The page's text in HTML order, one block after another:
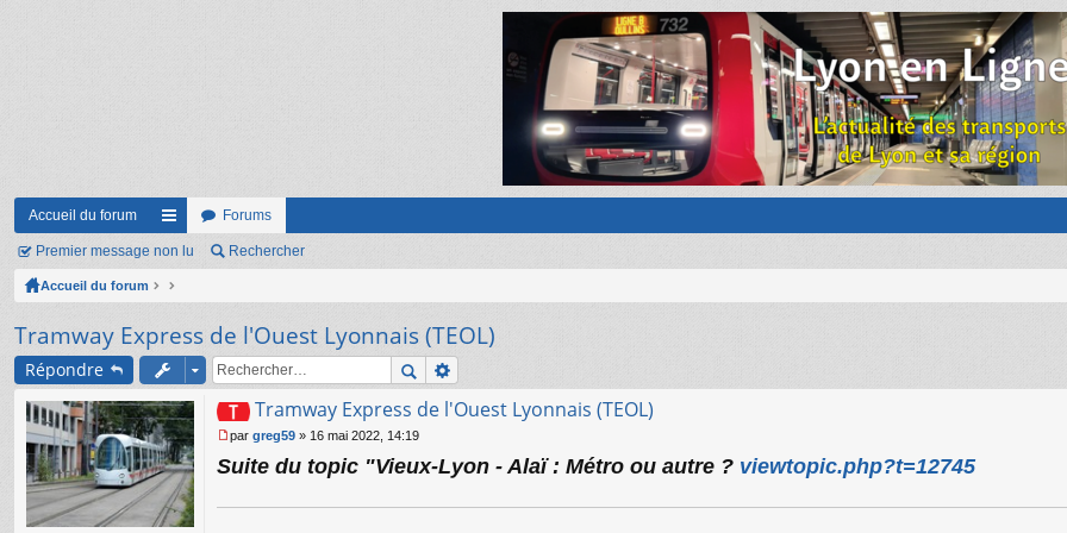
Accueil du forum
ac
co
ci
s
Forums
Premier message non lu Rechercher
Accueil du forum
Tramway Express de l'Ouest Lyonnais (TEOL)
Répondre
Tramway Express de l'Ouest Lyonnais (TEOL)
e
par greg59 » 16 mai 2022, 14:19
Suite du topic "Vieux-Lyon - Alaï : Métro ou autre ? viewtopic.php?t=12745